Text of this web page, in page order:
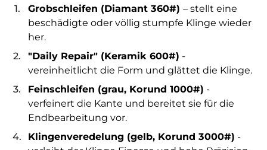
Grobschleifen (Diamant 360#) – stellt eine
beschädigte oder völlig stumpfe Klinge wieder
her.
"Daily Repair" (Keramik 600#) -
vereinheitlicht die Form und glättet die Klinge.
Feinschleifen (grau, Korund 1000#) -
verfeinert die Kante und bereitet sie für die
Endbearbeitung vor.
Klingenveredelung (gelb, Korund 3000#) -